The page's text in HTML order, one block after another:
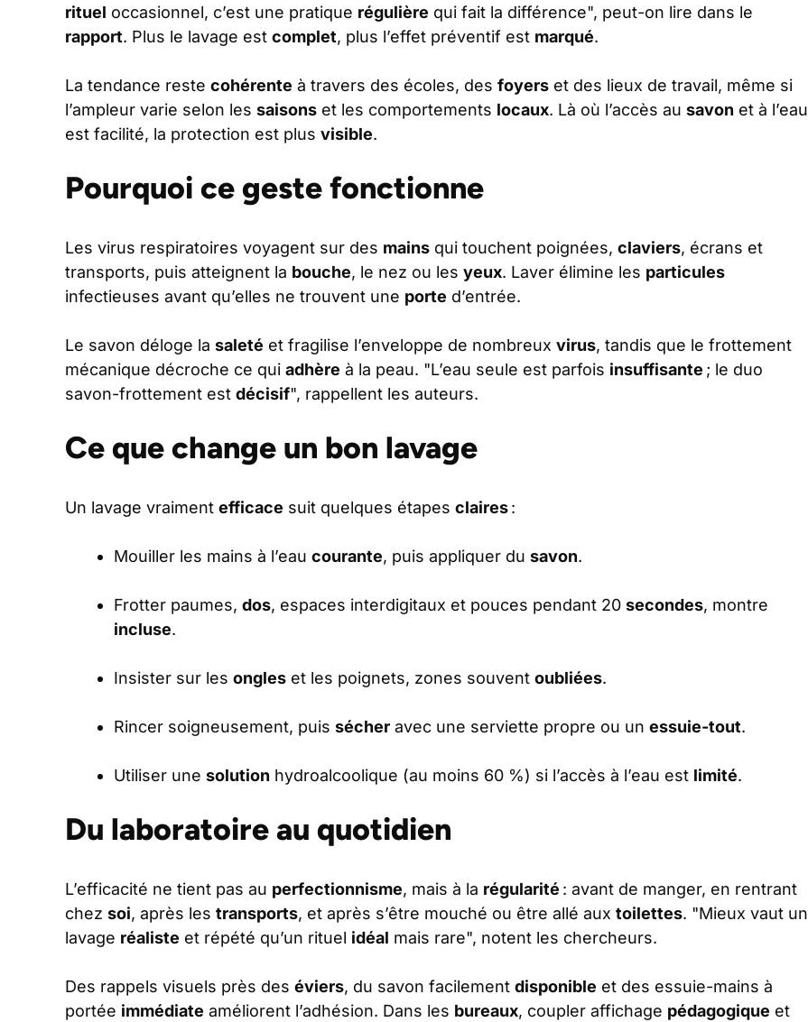
rituel occasionnel, c’est une pratique régulière qui fait la différence", peut-on lire dans le
rapport. Plus le lavage est complet, plus l’effet préventif est marqué.
La tendance reste cohérente à travers des écoles, des foyers et des lieux de travail, même si
l’ampleur varie selon les saisons et les comportements locaux. Là où l’accès au savon et à l’eau
est facilité, la protection est plus visible.
Pourquoi ce geste fonctionne
Les virus respiratoires voyagent sur des mains qui touchent poignées, claviers, écrans et
transports, puis atteignent la bouche, le nez ou les yeux. Laver élimine les particules
infectieuses avant qu’elles ne trouvent une porte d’entrée.
Le savon déloge la saleté et fragilise l’enveloppe de nombreux virus, tandis que le frottement
mécanique décroche ce qui adhère à la peau. "L’eau seule est parfois insuffisante ; le duo
savon-frottement est décisif", rappellent les auteurs.
Ce que change un bon lavage
Un lavage vraiment efficace suit quelques étapes claires:
Mouiller les mains à l’eau courante, puis appliquer du savon.
Frotter paumes, dos, espaces interdigitaux et pouces pendant 20 secondes, montre
incluse.
Insister sur les ongles et les poignets, zones souvent oubliées.
Rincer soigneusement, puis sécher avec une serviette propre ou un essuie-tout.
Utiliser une solution hydroalcoolique (au moins 60 %) si l’accès à l’eau est limité.
Du laboratoire au quotidien
L’efficacité ne tient pas au perfectionnisme, mais à la régularité : avant de manger, en rentrant
chez soi, après les transports, et après s’être mouché ou être allé aux toilettes. "Mieux vaut un
lavage réaliste et répété qu’un rituel idéal mais rare", notent les chercheurs.
Des rappels visuels près des éviers, du savon facilement disponible et des essuie-mains à
portée immédiate améliorent l’adhésion. Dans les bureaux, coupler affichage pédagogique et